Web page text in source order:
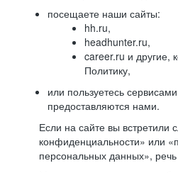
посещаете наши сайты:
hh.ru,
headhunter.ru,
career.ru и другие,
Политику,
или пользуетесь
предоставляются нами.
Если на сайте вы встретили
конфиденциальности» или
персональных данных»,